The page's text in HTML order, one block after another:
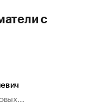
с